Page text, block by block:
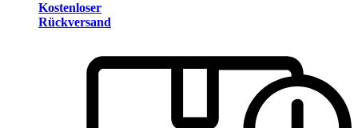
Kostenloser
Rückversand